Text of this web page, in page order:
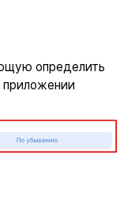
определить
приложении